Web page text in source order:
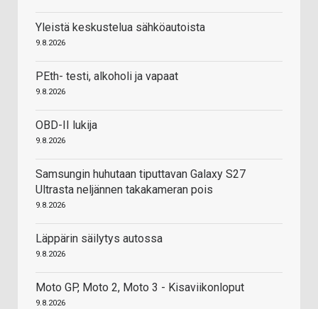
Yleistä keskustelua sähköautoista
9.8.2026
PEth- testi, alkoholi ja vapaat
9.8.2026
OBD-II lukija
9.8.2026
Samsungin huhutaan tiputtavan Galaxy S27
Ultrasta neljännen takakameran pois
9.8.2026
Läppärin säilytys autossa
9.8.2026
Moto GP, Moto 2, Moto 3 - Kisaviikonloput
9.8.2026